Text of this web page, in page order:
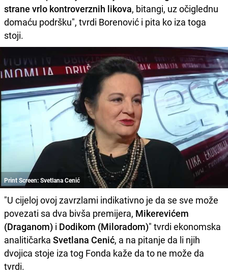
strane vrlo kontroverznih likova, bitangi, uz očiglednu
domaću podršku", tvrdi Borenović i pita ko iza toga
stoji.
Print Screen: Svetlana Cenić
"U cijeloj ovoj zavrzlami indikativno je da se sve može
povezati sa dva bivša premijera, Mikerevićem
(Draganom) i Dodikom (Miloradom)" tvrdi ekonomska
analitičarka Svetlana Cenić, a na pitanje da li njih
dvojica stoje iza tog Fonda kaže da to ne može da
tvrdi.